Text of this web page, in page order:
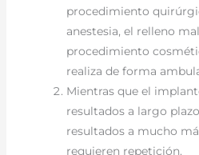
procedimiento
anestesia, el relleno
procedimiento
realiza de forma
Mientras que el
resultados a largo
resultados a mucho
requieren repetición.